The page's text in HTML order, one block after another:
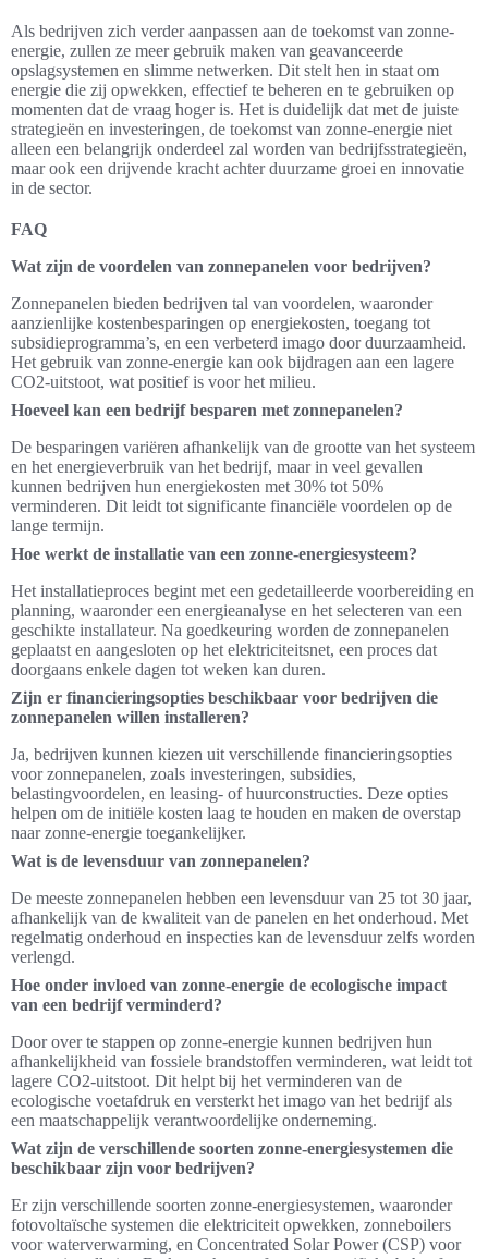
Als bedrijven zich verder aanpassen aan de toekomst van zonne-
energie, zullen ze meer gebruik maken van geavanceerde
opslagsystemen en slimme netwerken. Dit stelt hen in staat om
energie die zij opwekken, effectief te beheren en te gebruiken op
momenten dat de vraag hoger is. Het is duidelijk dat met de juiste
strategieën en investeringen, de toekomst van zonne-energie niet
alleen een belangrijk onderdeel zal worden van bedrijfsstrategieën,
maar ook een drijvende kracht achter duurzame groei en innovatie
in de sector.
FAQ
Wat zijn de voordelen van zonnepanelen voor bedrijven?
Zonnepanelen bieden bedrijven tal van voordelen, waaronder
aanzienlijke kostenbesparingen op energiekosten, toegang tot
subsidieprogramma’s, en een verbeterd imago door duurzaamheid.
Het gebruik van zonne-energie kan ook bijdragen aan een lagere
CO2-uitstoot, wat positief is voor het milieu.
Hoeveel kan een bedrijf besparen met zonnepanelen?
De besparingen variëren afhankelijk van de grootte van het systeem
en het energieverbruik van het bedrijf, maar in veel gevallen
kunnen bedrijven hun energiekosten met 30% tot 50%
verminderen. Dit leidt tot significante financiële voordelen op de
lange termijn.
Hoe werkt de installatie van een zonne-energiesysteem?
Het installatieproces begint met een gedetailleerde voorbereiding en
planning, waaronder een energieanalyse en het selecteren van een
geschikte installateur. Na goedkeuring worden de zonnepanelen
geplaatst en aangesloten op het elektriciteitsnet, een proces dat
doorgaans enkele dagen tot weken kan duren.
Zijn er financieringsopties beschikbaar voor bedrijven die
zonnepanelen willen installeren?
Ja, bedrijven kunnen kiezen uit verschillende financieringsopties
voor zonnepanelen, zoals investeringen, subsidies,
belastingvoordelen, en leasing- of huurconstructies. Deze opties
helpen om de initiële kosten laag te houden en maken de overstap
naar zonne-energie toegankelijker.
Wat is de levensduur van zonnepanelen?
De meeste zonnepanelen hebben een levensduur van 25 tot 30 jaar,
afhankelijk van de kwaliteit van de panelen en het onderhoud. Met
regelmatig onderhoud en inspecties kan de levensduur zelfs worden
verlengd.
Hoe onder invloed van zonne-energie de ecologische impact
van een bedrijf verminderd?
Door over te stappen op zonne-energie kunnen bedrijven hun
afhankelijkheid van fossiele brandstoffen verminderen, wat leidt tot
lagere CO2-uitstoot. Dit helpt bij het verminderen van de
ecologische voetafdruk en versterkt het imago van het bedrijf als
een maatschappelijk verantwoordelijke onderneming.
Wat zijn de verschillende soorten zonne-energiesystemen die
beschikbaar zijn voor bedrijven?
Er zijn verschillende soorten zonne-energiesystemen, waaronder
fotovoltaïsche systemen die elektriciteit opwekken, zonneboilers
voor waterverwarming, en Concentrated Solar Power (CSP) voor